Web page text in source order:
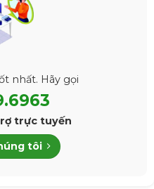
nhất. Hãy gọi
trực tuyến
tôi